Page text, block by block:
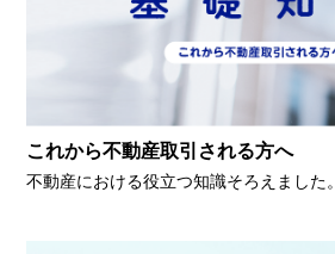
これから不動産取引される方へ
不動産における役立つ知識そろえました。